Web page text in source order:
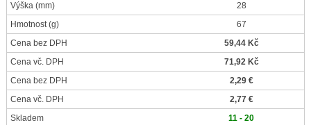
Výška (mm)
28
Hmotnost(g)
67
Cena bez DPH
59,44 Kč
Cena vč. DPH
71,92 Kč
Cena bez DPH
2,29 €
Cena vč. DPH
2,77 €
Skladem
11 - 20